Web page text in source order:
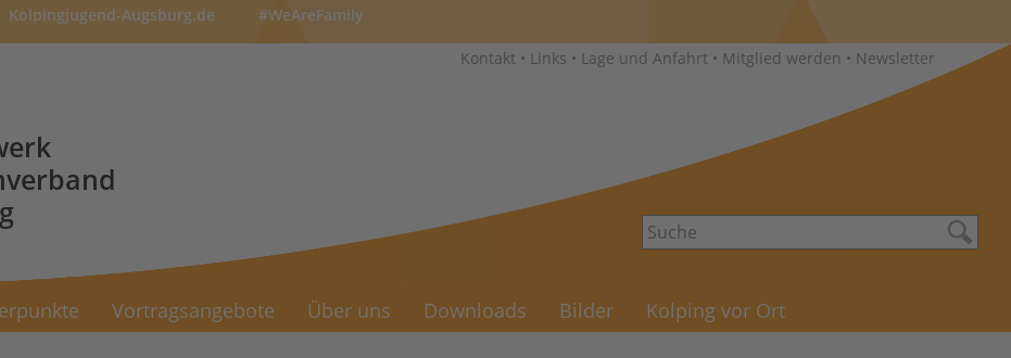
Kolpingjugend-Augsburg.de #WeAreFamily
Kontakt • Links • Lage und Anfahrt • Mitglied werden • Newsletter
Vortragsangebote Über uns Downloads Bilder Kolping vor Ort